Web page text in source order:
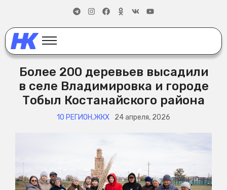
Более 200 деревьев высадили
в селе Владимировка и городе
Тобыл Костанайского района
10 РЕГИОН,ЖКХ 24 апреля, 2026